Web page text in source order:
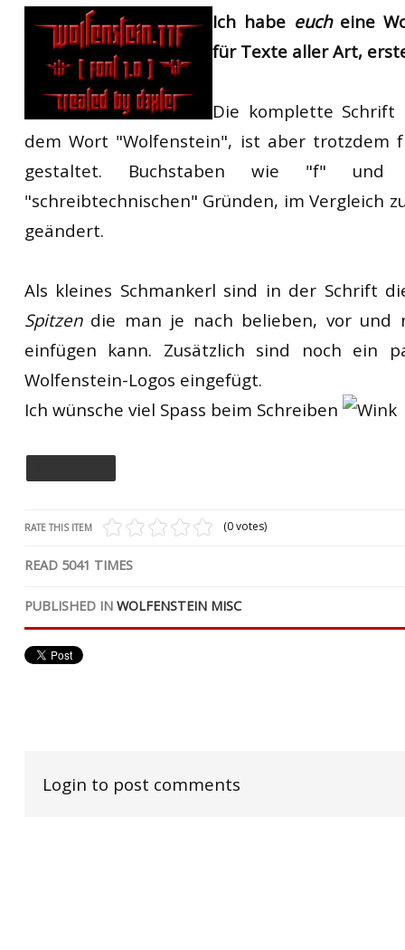
ET:QW Movies
DB Misc
DB Movies
Wolfenstein Movies
ET Scene
ET:QW Scene
DB Scene
General News
Game News
Game Movies
PC Hard + Software
RtCW Feintuning
Ich habe eucheine
für Texte aller Art,
Die komplette Schrift
dem Wort "Wolfenstein", ist aber trotzdem
gestaltet. Buchstaben wie "f"
"schreibtechnischen" Gründen, im Vergleich
geändert.
Als kleines Schmankerl sind in der Schrift
Spitzendie man je nach belieben, vor und
einfügen kann. Zusätzlich sind noch ein
Wolfenstein-Logos eingefügt.
Ich wünsche viel Spass beim Schreiben
RATE THIS ITEM (0 votes)
READ 5041 TIMES
PUBLISHED IN WOLFENSTEIN MISC
Login to post comments